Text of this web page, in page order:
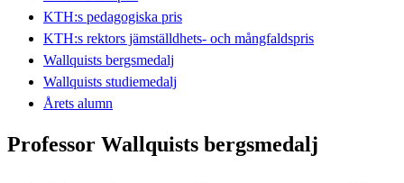
KTH:s pedagogiska pris
KTH:s rektors jämställdhets- och mångfaldspris
Wallquists bergsmedalj
Wallquists studiemedalj
Årets alumn
Professor Wallquists bergsmedalj